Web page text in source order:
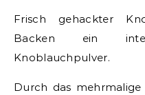
Frisch gehackter
Backen ein
Knoblauchpulver.
Durch das